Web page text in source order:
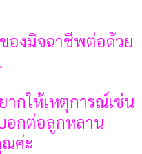
องมิจฉาชีพต่อด้วย
ากให้เหตุการณ์เช่น
อกต่อลูกหลาน
ค่ะ